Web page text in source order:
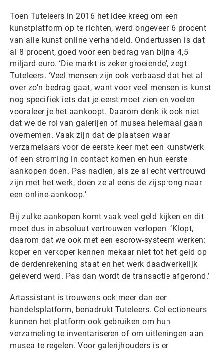
Toen Tuteleers in 2016 het idee kreeg om een
kunstplatform op te richten, werd ongeveer 6 procent
van alle kunst online verhandeld. Ondertussen is dat
al 8 procent, goed voor een bedrag van bijna 4,5
miljard euro. ‘Die markt is zeker groeiende’, zegt
Tuteleers. ‘Veel mensen zijn ook verbaasd dat het al
over zo’n bedrag gaat, want voor veel mensen is kunst
nog specifiek iets dat je eerst moet zien en voelen
vooraleer je het aankoopt. Daarom denk ik ook niet
dat we de rol van galerijen of musea helemaal gaan
overnemen. Vaak zijn dat de plaatsen waar
verzamelaars voor de eerste keer met een kunstwerk
of een stroming in contact komen en hun eerste
aankopen doen. Pas nadien, als ze al echt vertrouwd
zijn met het werk, doen ze al eens de zijsprong naar
een online-aankoop.’
Bij zulke aankopen komt vaak veel geld kijken en dit
moet dus in absoluut vertrouwen verlopen. ‘Klopt,
daarom dat we ook met een escrow-systeem werken:
koper en verkoper kennen mekaar niet tot het geld op
de derdenrekening staat en het werk daadwerkelijk
geleverd werd. Pas dan wordt de transactie afgerond.’
Artassistant is trouwens ook meer dan een
handelsplatform, benadrukt Tuteleers. Collectioneurs
kunnen het platform ook gebruiken om hun
verzameling te inventariseren of om uitleningen aan
musea te regelen. Voor galerijhouders is er